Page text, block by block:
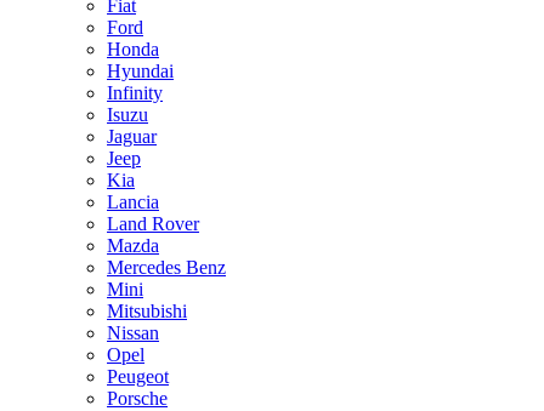
Fiat
Ford
Honda
Hyundai
Infinity
Isuzu
Jaguar
Jeep
Kia
Lancia
Land Rover
Mazda
Mercedes Benz
Mini
Mitsubishi
Nissan
Opel
Peugeot
Porsche